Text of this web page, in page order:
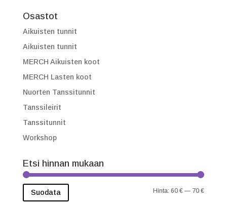
Osastot
Aikuisten tunnit
Aikuisten tunnit
MERCH Aikuisten koot
MERCH Lasten koot
Nuorten Tanssitunnit
Tanssileirit
Tanssitunnit
Workshop
Etsi hinnan mukaan
Suodata Hinta:60 € — 70 €